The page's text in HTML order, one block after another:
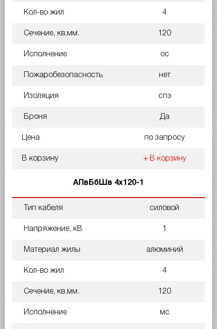
Кол-во жил 4
Сечение, кв.мм. 120
Исполнение ос
Пожаробезопасность нет
Изоляция спэ
Броня Да
Цена по запросу
В корзину + В корзину
АПвБбШв 4х120-1
Тип кабеля силовой
Напряжение, кВ 1
Материал жилы алюминий
Кол-во жил 4
Сечение, кв.мм. 120
Исполнение мс